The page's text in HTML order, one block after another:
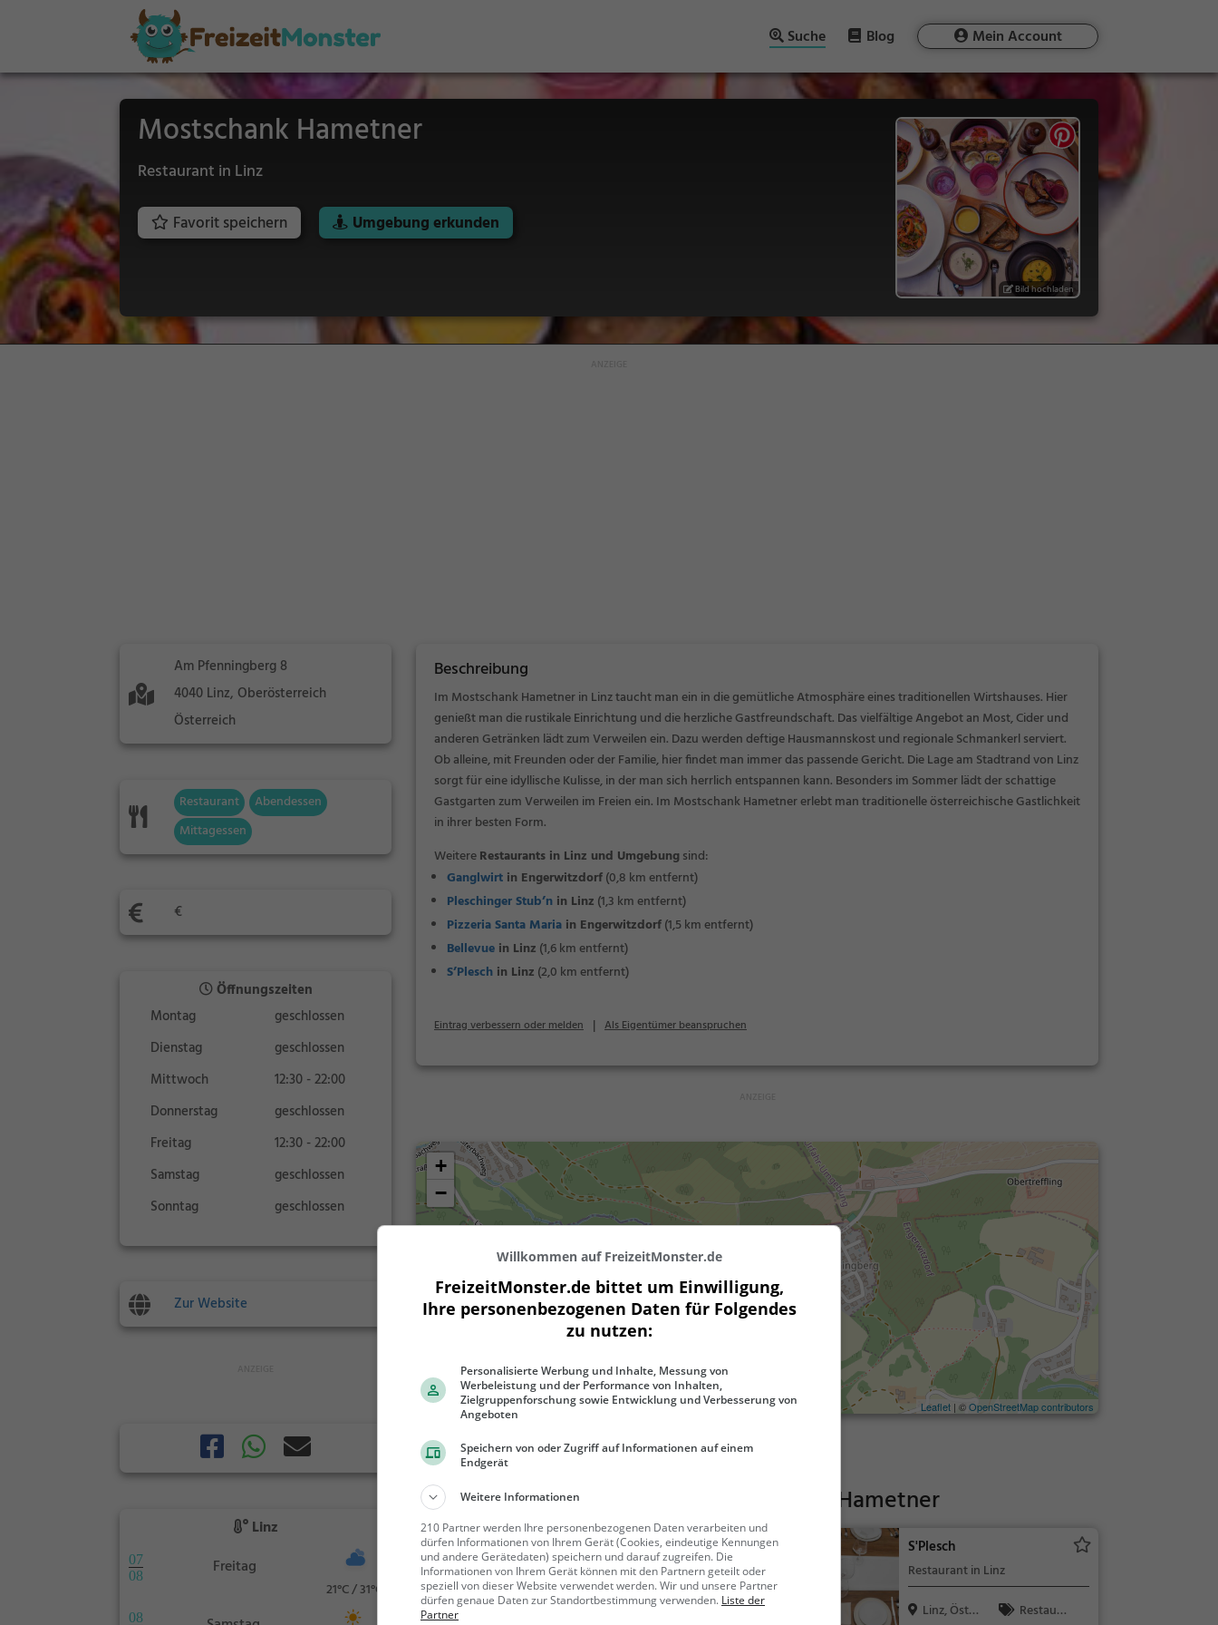
Suche Blog Mein Account
Mostschank Hametner
Restaurant in Linz
Favorit speichern Umgebung erkunden
Bild hochladen
Am Pfenningberg 8
4040 Linz, Oberösterreich
Österreich
Restaurant
Abendessen
Mittagessen
€
Öffnungszeiten
Montag
geschlossen
Dienstag
geschlossen
Mittwoch
12:30 - 22:00
Donnerstag
geschlossen
Freitag
12:30 - 22:00
Samstag
geschlossen
Sonntag
geschlossen
Zur Website
Linz
07
08
Freitag
21°C / 31°C
08
Beschreibung
Im Mostschank Hametner in Linz taucht man ein in die gemütliche Atmosphäre eines traditionellen Wirtshauses. Hier
genießt man die rustikale Einrichtung und die herzliche Gastfreundschaft. Das vielfältige Angebot an Most, Cider und
anderen Getränken lädt zum Verweilen ein. Dazu werden deftige Hausmannskost und regionale Schmankerl serviert.
Ob alleine, mit Freunden oder der Familie, hier findet man immer das passende Gericht. Die Lage am Stadtrand von Linz
sorgt für eine idyllische Kulisse, in der man sich herrlich entspannen kann. Besonders im Sommer lädt der schattige
Gastgarten zum Verweilen im Freien ein. Im Mostschank Hametner erlebt man traditionelle österreichische Gastlichkeit
in ihrer besten Form.
WeitereRestaurants in Linz und Umgebungsind:
Ganglwirt in Engerwitzdorf(0,8 km entfernt)
Pleschinger Stub’n in Linz (1,3 km entfernt)
Pizzeria Santa Maria in Engerwitzdorf(1,5 km entfernt)
Bellevue in Linz (1,6 km entfernt)
S’Plesch in Linz (2,0 km entfernt)
Eintrag verbessern oder melden | Als Eigentümer beanspruchen
+
−
300 m
1000 ft
Leaflet | ©OpenStreetMap contributors
Gaststätten in der Nähe von Mostschank Hametner
Bellevue
Restaurant in Linz
Linz, Öster
Restaura
S'Plesch
Restaurant in Linz
Linz, Öster
Restaura
Willkommen auf FreizeitMonster.de
FreizeitMonster.de bittet um Einwilligung,
Ihre personenbezogenen Daten für Folgendes
zu nutzen:
Personalisierte Werbung und Inhalte, Messung von
Werbeleistung und der Performance von Inhalten,
Zielgruppenforschung sowie Entwicklung und Verbesserung von
Angeboten
Speichern von oder Zugriff auf Informationen auf einem
Endgerät
Weitere Informationen
210 Partner werden Ihre personenbezogenen Daten verarbeiten und
dürfen Informationen von Ihrem Gerät (Cookies, eindeutige Kennungen
und andere Gerätedaten) speichern und darauf zugreifen. Die
Informationen von Ihrem Gerät können mit den Partnern geteilt oder
speziell von dieser Website verwendet werden. Wir und unsere Partner
dürfen genaue Daten zur Standortbestimmung verwenden. Liste der
Partner